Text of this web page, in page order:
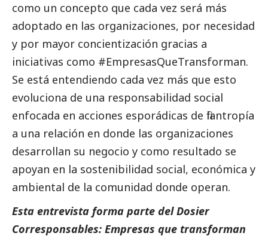
como un concepto que cada vez será más
adoptado en las organizaciones, por necesidad
y por mayor concientización gracias a
iniciativas como #EmpresasQueTransforman.
Se está entendiendo cada vez más que esto
evoluciona de una responsabilidad social
enfocada en acciones esporádicas de filantropía
a una relación en donde las organizaciones
desarrollan su negocio y como resultado se
apoyan en la sostenibilidad social, económica y
ambiental de la comunidad donde operan.
Esta entrevista forma parte delDosier
Corresponsables: Empresas que transforman